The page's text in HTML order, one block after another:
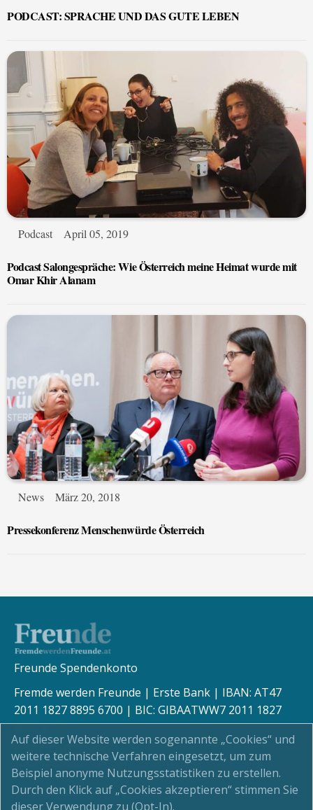
PODCAST: SPRACHE UND DAS GUTE LEBEN
Podcast April 05, 2019
Podcast Salongespräche: Wie Österreich meine Heimat wurde mit
Omar Khir Alanam
News März 20, 2018
Pressekonferenz Menschenwürde Österreich
Freunde Spendenkonto
Fremde werden Freunde | Erste Bank | IBAN: AT47
2011 1827 8895 6700 | BIC: GIBAATWW7 2011 1827
8895 6700
Kinderschutz
Auf dieser Website werden sogenannte „Cookies“ und
weitere technische Verfahren eingesetzt, um zum
Beispiel anonyme Nutzungsstatistiken zu erstellen.
Durch den Klick auf „Cookies akzeptieren“ stimmen Sie
dieser Verwendung zu (Opt-In).